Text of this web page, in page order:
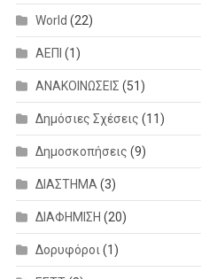
World (22)
ΑΕΠΙ (1)
ΑΝΑΚΟΙΝΩΣΕΙΣ (51)
Δημόσιες Σχέσεις (11)
Δημοσκοπήσεις (9)
ΔΙΑΣΤΗΜΑ (3)
ΔΙΑΦΗΜΙΣΗ (20)
Δορυφόροι (1)